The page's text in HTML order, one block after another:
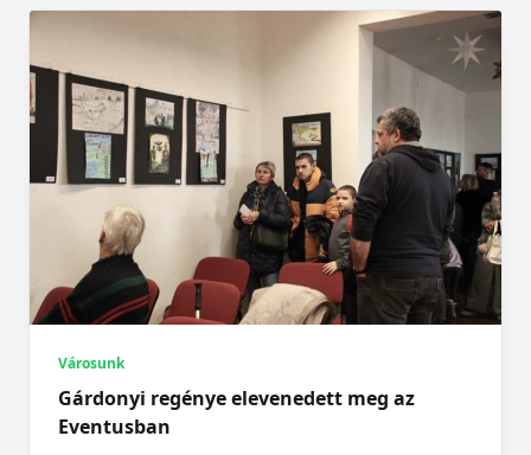
Városunk
Gárdonyi regénye elevenedett meg az
Eventusban